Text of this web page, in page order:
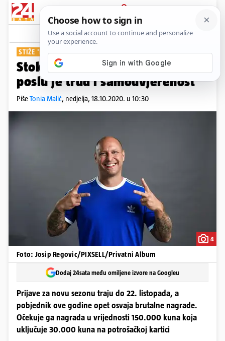
PRIJAVA
Show Komentari
STIŽE 'RAP CAMP'
Stoka: 'Tajna uspjeha u ovom
poslu je trud i samouvjerenost'
PišeTonia Malić, nedjelja, 18.10.2020. u 10:30
4
Foto: Josip Regovic/PIXSELL/Privatni Album
Dodaj 24sata među omiljene izvore na Googleu
Prijave za novu sezonu traju do 22. listopada, a
pobjednik ove godine opet osvaja brutalne nagrade.
Očekuje ga nagrada u vrijednosti 150.000 kuna koja
uključuje 30.000 kuna na potrošačkoj kartici